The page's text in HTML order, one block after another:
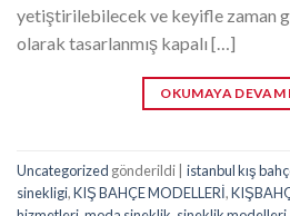
yetiştirilebilecek ve keyifle zaman
olarak tasarlanmış kapalı […]
OKUMAYA DEVAM
Uncategorized gönderildi istanbul kış
sinekligi,KIŞ BAHÇE MODELLERİ,